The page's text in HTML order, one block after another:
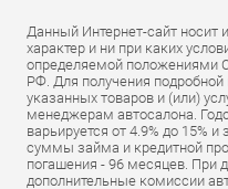
Данный Интернет-сайт носит
характер и ни при каких
определяемой положениями
РФ. Для получения
указанных товаров и (или)
менеджерам автосалона.
варьируется от 4.9% до 15% и
суммы займа и кредитной
погашения - 96 месяцев. При
дополнительные комиссии